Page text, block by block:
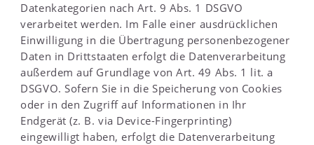
Datenkategorien nach Art. 9 Abs. 1 DSGVO
verarbeitet werden. Im Falle einer ausdrücklichen
Einwilligung in die Übertragung personenbezogener
Daten in Drittstaaten erfolgt die Datenverarbeitung
außerdem auf Grundlage von Art. 49 Abs. 1 lit. a
DSGVO. Sofern Sie in die Speicherung von Cookies
oder in den Zugriff auf Informationen in Ihr
Endgerät (z. B. via Device-Fingerprinting)
eingewilligt haben, erfolgt die Datenverarbeitung